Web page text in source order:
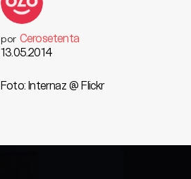
por Cerosetenta
13.05.2014
Foto: Internaz @ Flickr